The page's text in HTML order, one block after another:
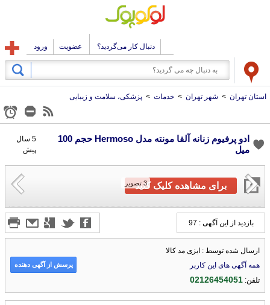
دنبال کار می‌گردید؟ عضویت ورود
استان تهران > شهر تهران > خدمات > پزشکی، سلامت و زیبایی
ادو پرفیوم زنانه آلفا مونته مدل Hermoso حجم 100
میل
5 سال
پیش
3 تصویربرای مشاهده کلیک کنید
بازدید از این آگهی : 97
ارسال شده توسط : ایزی مد کالا
همه آگهی های این کاربر
تلفن:02126454051
پرسش از آگهی دهنده